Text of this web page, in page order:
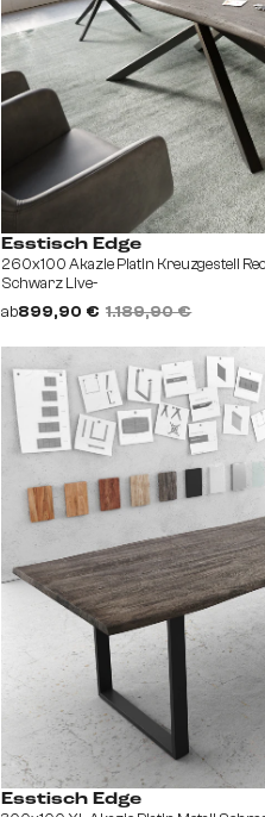
Esstisch Edge
260x100 Akazie Platin Kreuzgestell
Schwarz Live-
ab899,90 € 1.189,90 €
Esstisch Edge